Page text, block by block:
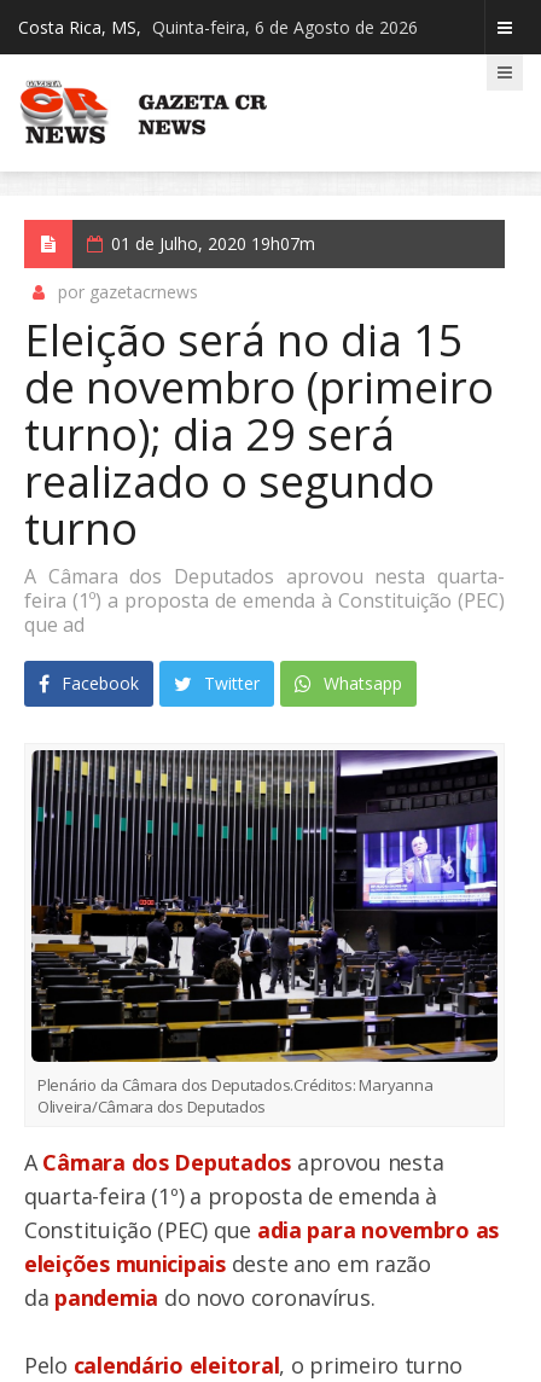
Costa Rica, MS, Quinta-feira, 6 de Agosto de 2026
01 de Julho, 2020 19h07m
por gazetacrnews
Eleição será no dia 15
de novembro (primeiro
turno); dia 29 será
realizado o segundo
turno
A Câmara dos Deputados aprovou nesta quarta-
feira (1º) a proposta de emenda à Constituição (PEC)
que ad
Facebook Twitter Whatsapp
Plenário da Câmara dos Deputados.Créditos: Maryanna
Oliveira/Câmara dos Deputados
A Câmara dos Deputados aprovou nesta
quarta-feira (1º) a proposta de emenda à
Constituição (PEC) que adia para novembro as
eleições municipaisdeste ano em razão
da pandemia do novo coronavírus.
Pelo calendário eleitoral, o primeiro turno